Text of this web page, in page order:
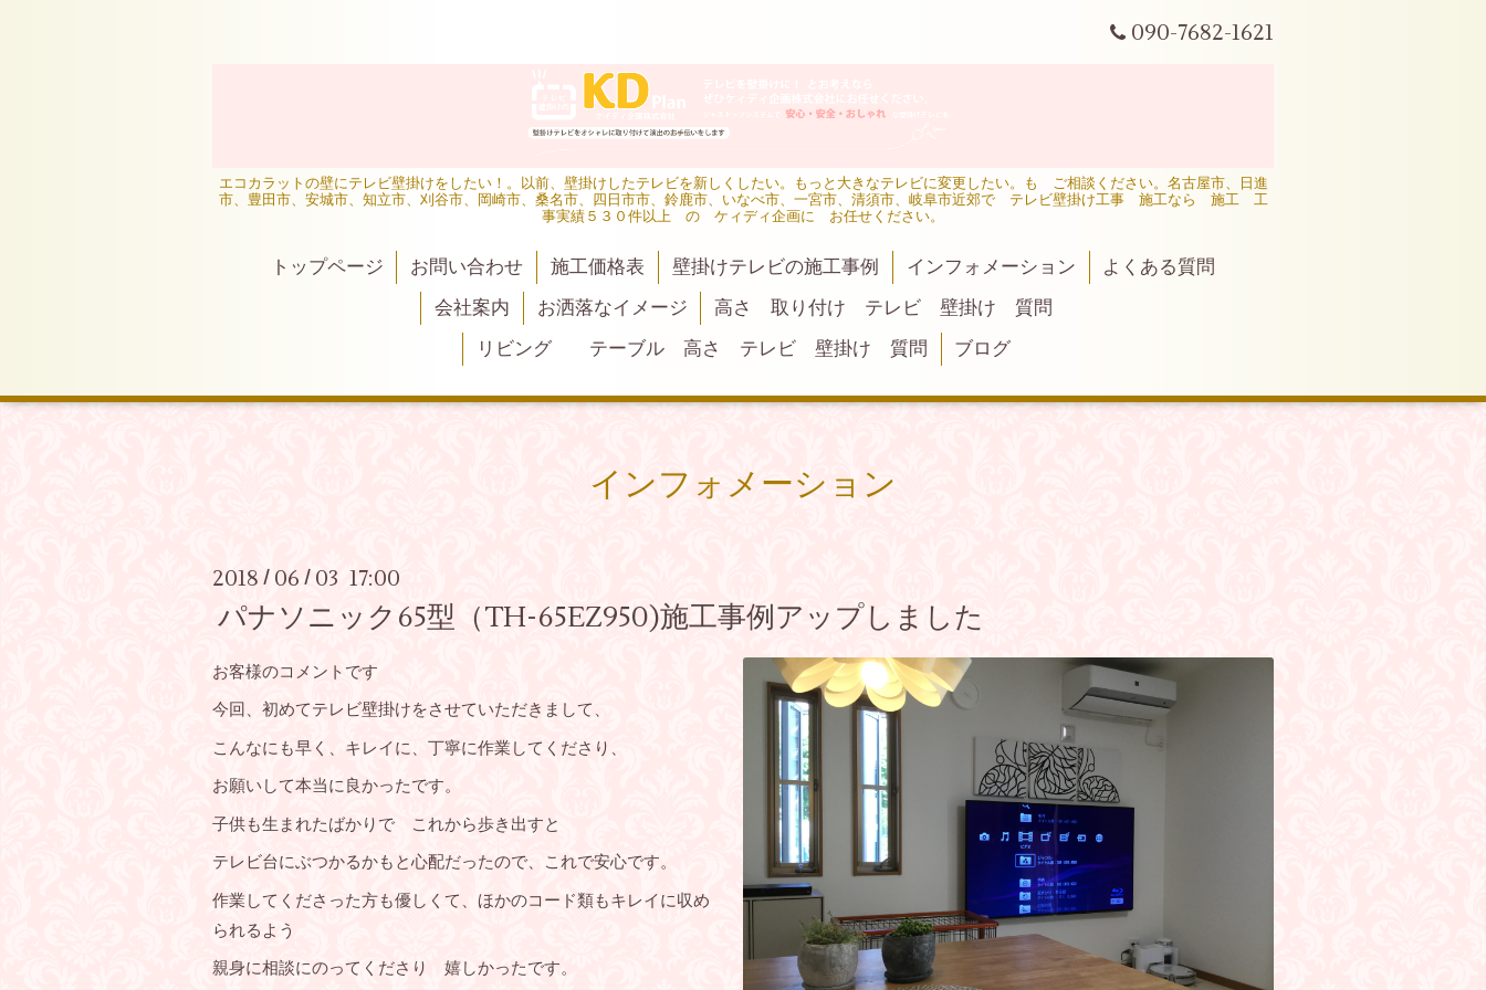
090-7682-1621
エコカラットの壁にテレビ壁掛けをしたい！。以前、壁掛けしたテレビを新しくしたい。もっと大きなテレビに変更したい。も ご相談ください。名古屋市、日進
市、豊田市、安城市、知立市、刈谷市、岡崎市、桑名市、四日市市、鈴鹿市、いなべ市、一宮市、清須市、岐阜市近郊で テレビ壁掛け工事 施工なら 施工 工
事実績５３０件以上 の ケィディ企画に お任せください。
トップページ お問い合わせ 施工価格表 壁掛けテレビの施工事例 インフォメーション
よくある質問
会社案内
お洒落なイメージ
高さ 取り付け テレビ 壁掛け 質問
リビング テーブル 高さ テレビ 壁掛け 質問
ブログ
インフォメーション
2018 / 06 / 03 17:00
パナソニック65型（TH-65EZ950)施工事例アップしました
お客様のコメントです
今回、初めてテレビ壁掛けをさせていただきまして、
こんなにも早く、キレイに、丁寧に作業してくださり、
お願いして本当に良かったです。
子供も生まれたばかりで これから歩き出すと
テレビ台にぶつかるかもと心配だったので、これで安心です。
作業してくださった方も優しくて、ほかのコード類もキレイに収め
られるよう
親身に相談にのってくださり 嬉しかったです。